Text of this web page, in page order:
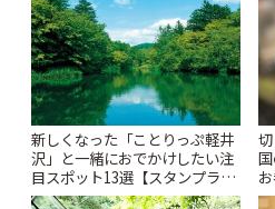
新しくなった「ことりっぷ軽井
沢」と一緒におでかけしたい注
目スポット13選【スタンプラリ
ー開催中】 | ことりっぷ